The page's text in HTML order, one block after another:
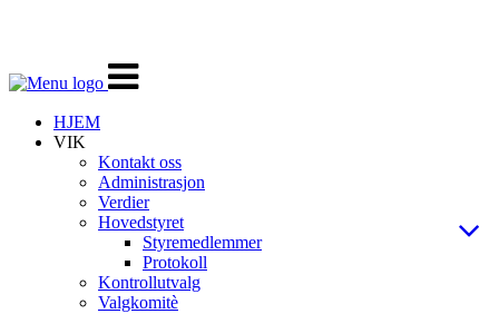
Veksle
navigasjon
HJEM
VIK
Kontakt oss
Administrasjon
Verdier
Hovedstyret
Styremedlemmer
Protokoll
Kontrollutvalg
Valgkomitè